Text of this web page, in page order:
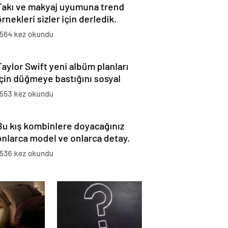
ve makyaj uyumuna trend
sizler için derledik.
kez okundu
Swift yeni albüm planları
düğmeye bastığını sosyal
duyurdu!
kez okundu
kış kombinlere doyacağınız
model ve onlarca detay.
kez okundu